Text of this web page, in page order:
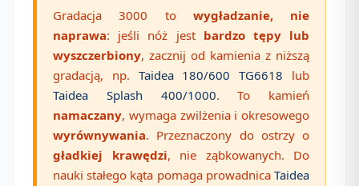
Gradacja 3000 to wygładzanie, nie
naprawa: jeśli nóż jest bardzo tępy lub
wyszczerbiony, zacznij od kamienia z niższą
gradacją, np. Taidea 180/600 TG6618 lub
Taidea Splash 400/1000. To kamień
namaczany, wymaga zwilżenia i okresowego
wyrównywania. Przeznaczony do ostrzy o
gładkiej krawędzi, nie ząbkowanych. Do
nauki stałego kąta pomaga prowadnica Taidea